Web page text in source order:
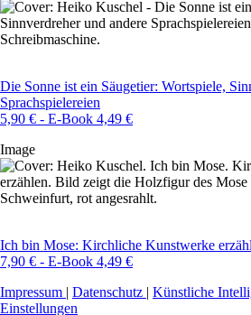
Die Sonne ist ein Säugetier: Wortspiele,
Sprachspielereien
5,90 € - E-Book 4,49 €
Image
Ich bin Mose: Kirchliche Kunstwerke
7,90 € - E-Book 4,49 €
Impressum | Datenschutz | Künstliche
Einstellungen